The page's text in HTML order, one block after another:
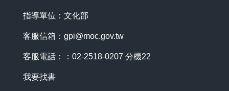
指導單位：文化部
客服信箱： gpi@moc.gov.tw
客服電話：：02-2518-0207 分機22
我要找書